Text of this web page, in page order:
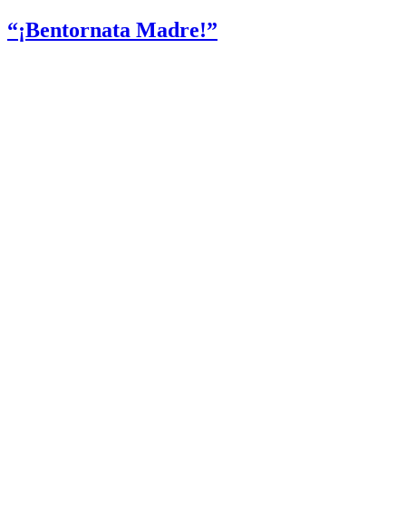
“¡Bentornata Madre!”